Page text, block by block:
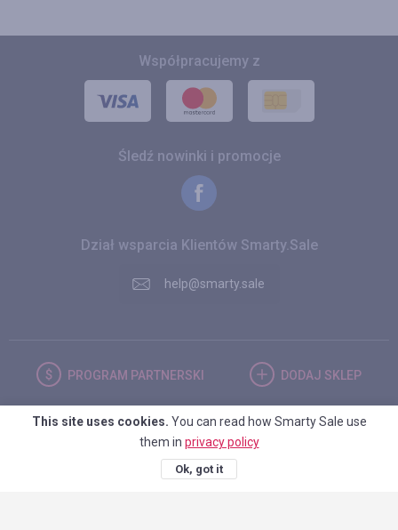
Współpracujemy z
Śledź nowinki i promocje
Dział wsparcia Klientów Smarty.Sale
help@smarty.sale
PROGRAM PARTNERSKI DODAJ SKLEP
POLSKA
This site uses cookies. You can read how Smarty Sale use
them in privacy policy
Ok, got it